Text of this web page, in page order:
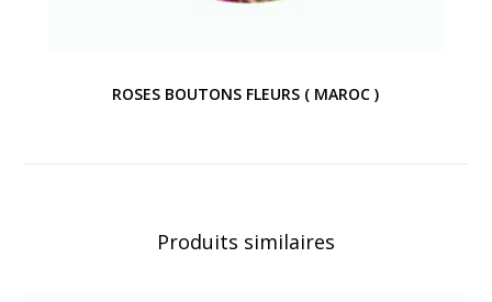
ROSES BOUTONS FLEURS ( MAROC )
Produits similaires